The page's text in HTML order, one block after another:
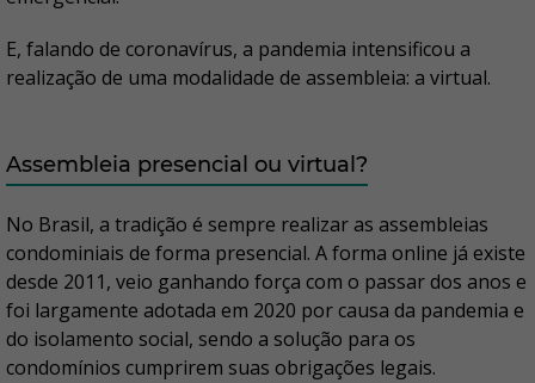
E, falando de coronavírus, a pandemia intensificou a
realização de uma modalidade de assembleia: a virtual.
Assembleia presencial ou virtual?
No Brasil, a tradição é sempre realizar as assembleias
condominiais de forma presencial. A forma online já existe
desde 2011, veio ganhando força com o passar dos anos e
foi largamente adotada em 2020 por causa da pandemia e
do isolamento social, sendo a solução para os
condomínios cumprirem suas obrigações legais.